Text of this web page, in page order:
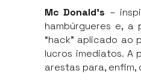
Mc Donald’s –
hambúrgueres e, a
“hack” aplicado ao
lucros imediatos. A
arestas para,